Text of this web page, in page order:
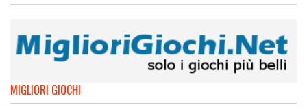
MIGLIORI GIOCHI